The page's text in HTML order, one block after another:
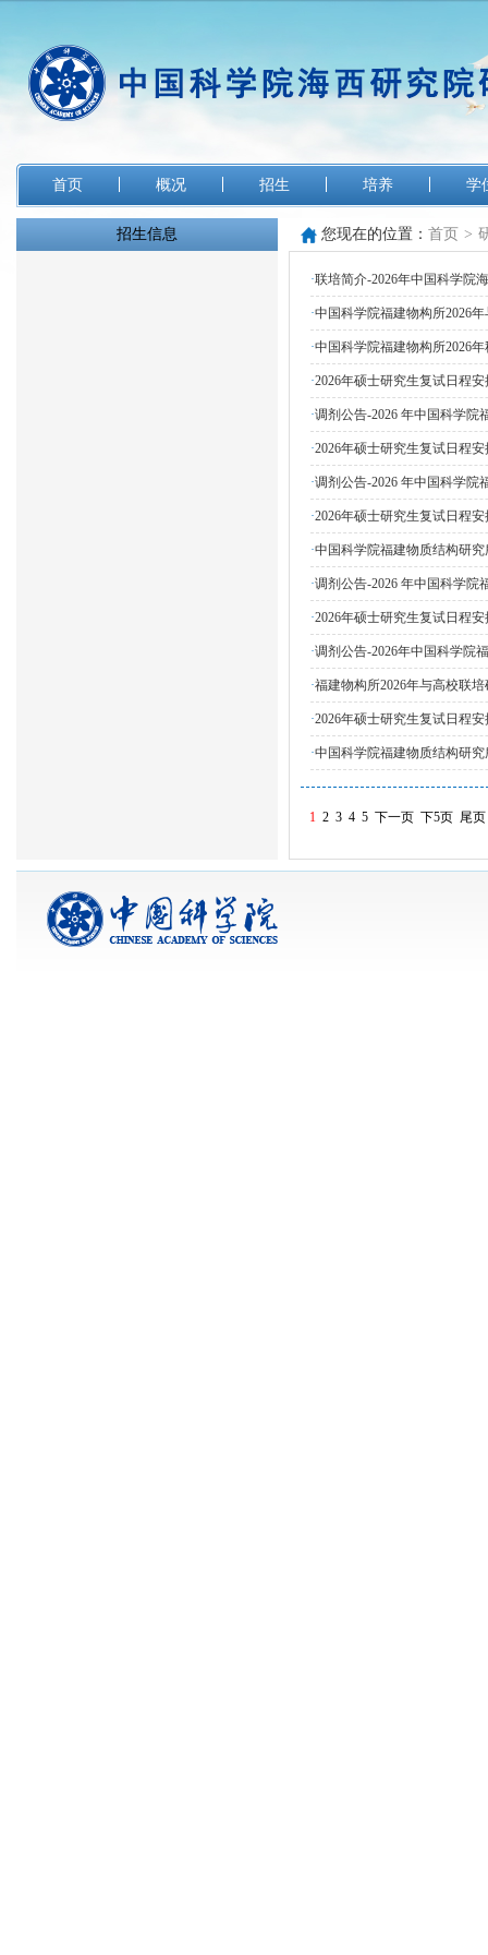
首页 概况 招生 培养 学
招生信息 您现在的位置： 首页 >
·联培简介-2026年中国科学院
·中国科学院福建物构所2026
·中国科学院福建物构所2026
·2026年硕士研究生复试日程
·调剂公告-2026 年中国科学院
·2026年硕士研究生复试日程
·调剂公告-2026 年中国科学院
·2026年硕士研究生复试日程
·中国科学院福建物质结构研
·调剂公告-2026 年中国科学院
·2026年硕士研究生复试日程
·调剂公告-2026年中国科学院
·福建物构所2026年与高校联
·2026年硕士研究生复试日程
·中国科学院福建物质结构研
1 2 3 4 5 下一页 下5页 尾页